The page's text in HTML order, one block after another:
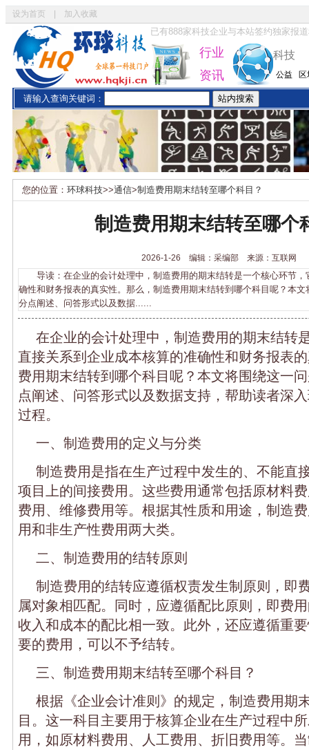
设为首页 加入收藏
已有888家科技企业与本站签约独家报
行业
资讯
科技
公益
请输入查询关键词：
您的位置： 环球科技>>通信>制造费用期末结转至哪个科目？
制造费用期末结转至哪个
2026-1-26 编辑：采编部 来源：互联网
导读：在企业的会计处理中，制造费用的期末结转是一个核心环节，
确性和财务报表的真实性。那么，制造费用期末结转到哪个科目呢？本
分点阐述、问答形式以及数据......
在企业的会计处理中，制造费用的期末结转
直接关系到企业成本核算的准确性和财务报表
费用期末结转到哪个科目呢？本文将围绕这一
点阐述、问答形式以及数据支持，帮助读者深
过程。
一、制造费用的定义与分类
制造费用是指在生产过程中发生的、不能直
项目上的间接费用。这些费用通常包括原材料
费用、维修费用等。根据其性质和用途，制造
用和非生产性费用两大类。
二、制造费用的结转原则
制造费用的结转应遵循权责发生制原则，即
属对象相匹配。同时，应遵循配比原则，即费
收入和成本的配比相一致。此外，还应遵循重
要的费用，可以不予结转。
三、制造费用期末结转至哪个科目？
根据《企业会计准则》的规定，制造费用期
目。这一科目主要用于核算企业在生产过程中
用，如原材料费用、人工费用、折旧费用等。